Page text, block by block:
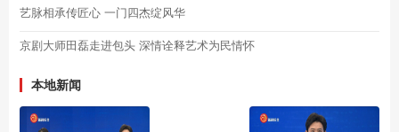
艺脉相承传匠心 一门四杰绽风华
京剧大师田磊走进包头 深情诠释艺术为民情怀
本地新闻